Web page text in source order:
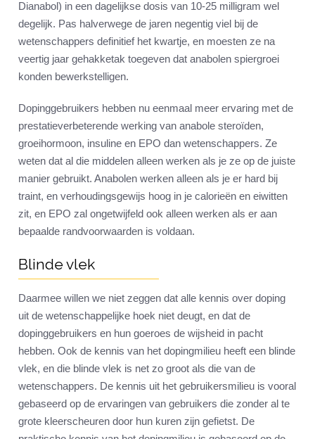
Dianabol) in een dagelijkse dosis van 10-25 milligram wel
degelijk. Pas halverwege de jaren negentig viel bij de
wetenschappers definitief het kwartje, en moesten ze na
veertig jaar gehakketak toegeven dat anabolen spiergroei
konden bewerkstelligen.
Dopinggebruikers hebben nu eenmaal meer ervaring met de
prestatieverbeterende werking van anabole steroïden,
groeihormoon, insuline en EPO dan wetenschappers. Ze
weten dat al die middelen alleen werken als je ze op de juiste
manier gebruikt. Anabolen werken alleen als je er hard bij
traint, en verhoudingsgewijs hoog in je calorieën en eiwitten
zit, en EPO zal ongetwijfeld ook alleen werken als er aan
bepaalde randvoorwaarden is voldaan.
Blinde vlek
Daarmee willen we niet zeggen dat alle kennis over doping
uit de wetenschappelijke hoek niet deugt, en dat de
dopinggebruikers en hun goeroes de wijsheid in pacht
hebben. Ook de kennis van het dopingmilieu heeft een blinde
vlek, en die blinde vlek is net zo groot als die van de
wetenschappers. De kennis uit het gebruikersmilieu is vooral
gebaseerd op de ervaringen van gebruikers die zonder al te
grote kleerscheuren door hun kuren zijn gefietst. De